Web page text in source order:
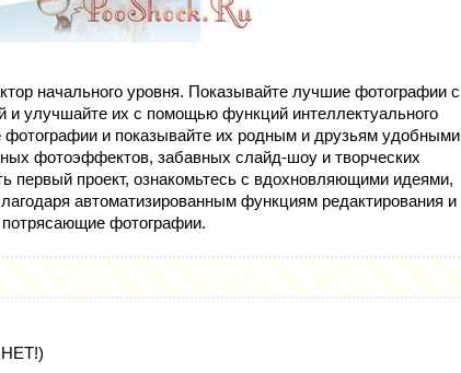
начального уровня. Показывайте лучшие фотографии с
улучшайте их с помощью функций интеллектуального
фотографии и показывайте их родным и друзьям удобными
фотоэффектов, забавных слайд-шоу и творческих
первый проект, ознакомьтесь с вдохновляющими идеями,
автоматизированным функциям редактирования и
фотографии.
НЕТ!)